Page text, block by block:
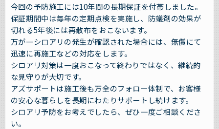
今回の予防施工には10年間の長期保証を付帯しました。
保証期間中は毎年の定期点検を実施し、防蟻剤の効果が
切れる5年後には再散布をおこないます。
万が一シロアリの発生が確認された場合には、無償にて
迅速に再施工などの対応をします。
シロアリ対策は一度おこなって終わりではなく、継続的
な見守りが大切です。
アズサポートは施工後も万全のフォロー体制で、お客様
の安心な暮らしを長期にわたりサポートし続けます。
シロアリ予防をお考えでしたら、ぜひ一度ご相談くださ
い。